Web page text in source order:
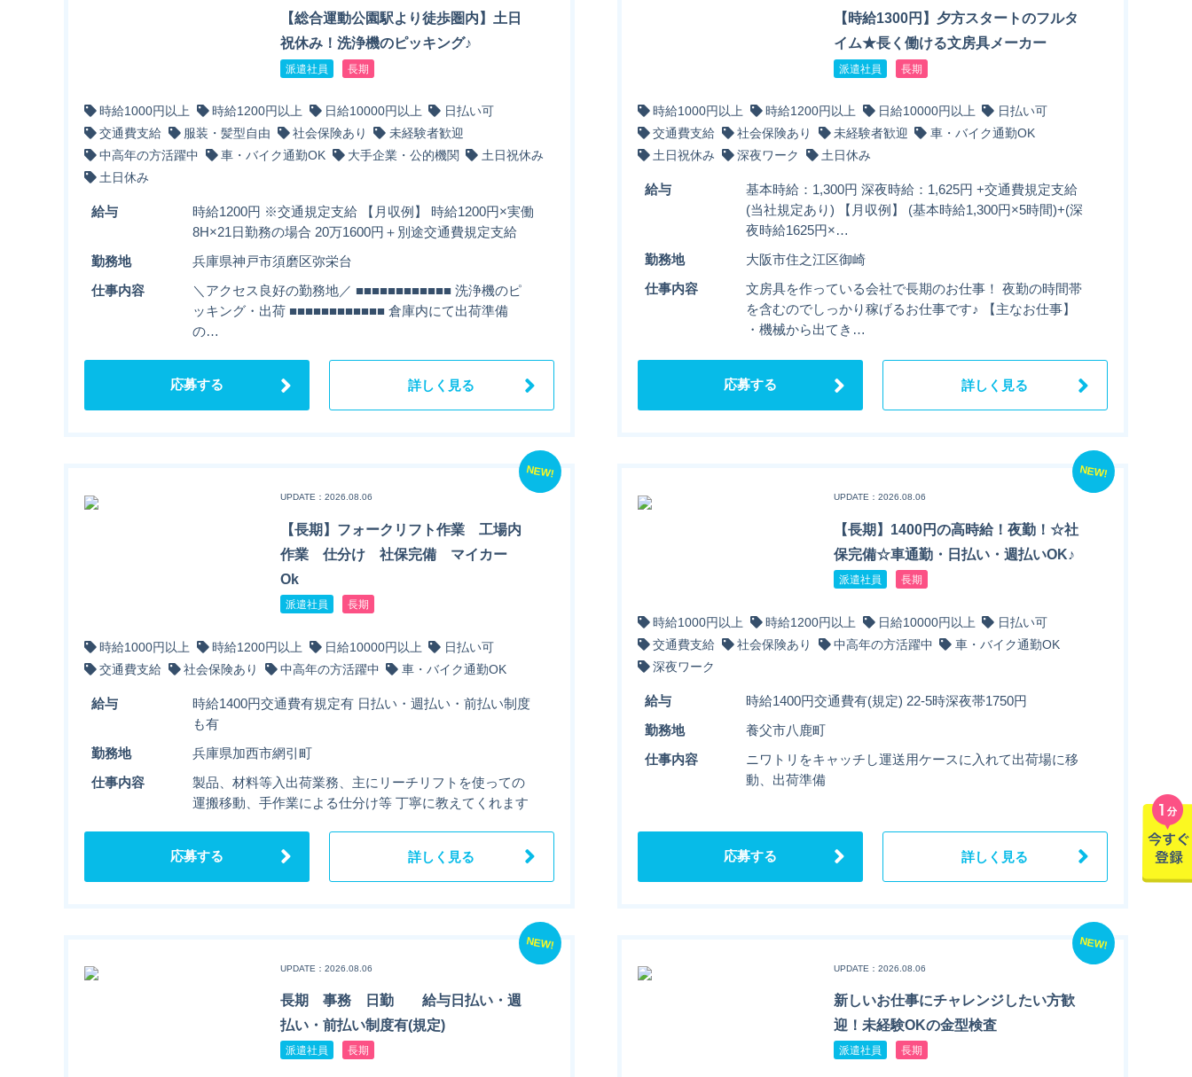
【総合運動公園駅より徒歩圏内】土日
祝休み！洗浄機のピッキング♪
派遣社員 長期
時給1000円以上 時給1200円以上 日給10000円以上
日払い可
交通費支給
服装・髪型自由 社会保険あり
未経験者歓迎
中高年の方活躍中
車・バイク通勤OK 大手企業・公的機関
土日祝休み
土日休み
給与
時給1200円 ※交通規定支給 【月収例】 時給1200円×実働
8H×21日勤務の場合 20万1600円＋別途交通費規定支給
勤務地 兵庫県神戸市須磨区弥栄台
仕事内容
＼アクセス良好の勤務地／ ■■■■■■■■■■■■ 洗浄機のピ
ッキング・出荷 ■■■■■■■■■■■■ 倉庫内にて出荷準備
の…
応募する 詳しく見る
【時給1300円】夕方スタートのフルタ
イム★長く働ける文房具メーカー
派遣社員 長期
時給1000円以上 時給1200円以上 日給10000円以上
日払い可
交通費支給
社会保険あり 未経験者歓迎
車・バイク通勤OK
土日祝休み
深夜ワーク 土日休み
給与
基本時給：1,300円 深夜時給：1,625円 +交通費規定支給
(当社規定あり) 【月収例】 (基本時給1,300円×5時間)+(深
夜時給1625円×…
勤務地 大阪市住之江区御崎
仕事内容
文房具を作っている会社で長期のお仕事！ 夜勤の時間帯
を含むのでしっかり稼げるお仕事です♪ 【主なお仕事】
・機械から出てき…
応募する 詳しく見る
NEW!
UPDATE：2026.08.06
【長期】フォークリフト作業 工場内
作業 仕分け 社保完備 マイカー
Ok
派遣社員 長期
時給1000円以上 時給1200円以上 日給10000円以上
日払い可
交通費支給
社会保険あり 中高年の方活躍中 車・バイク通勤OK
給与
時給1400円交通費有規定有 日払い・週払い・前払い制度
も有
勤務地 兵庫県加西市網引町
仕事内容
製品、材料等入出荷業務、主にリーチリフトを使っての
運搬移動、手作業による仕分け等 丁寧に教えてくれます
応募する 詳しく見る
NEW!
UPDATE：2026.08.06
【長期】1400円の高時給！夜勤！☆社
保完備☆車通勤・日払い・週払いOK♪
派遣社員 長期
時給1000円以上 時給1200円以上 日給10000円以上
日払い可
交通費支給
社会保険あり 中高年の方活躍中
車・バイク通勤OK
深夜ワーク
給与 時給1400円交通費有(規定) 22-5時深夜帯1750円
勤務地 養父市八鹿町
仕事内容
ニワトリをキャッチし運送用ケースに入れて出荷場に移
動、出荷準備
応募する 詳しく見る
NEW!
UPDATE：2026.08.06
長期 事務 日勤 給与日払い・週
払い・前払い制度有(規定)
派遣社員 長期
NEW!
UPDATE：2026.08.06
新しいお仕事にチャレンジしたい方歓
迎！未経験OKの金型検査
派遣社員 長期